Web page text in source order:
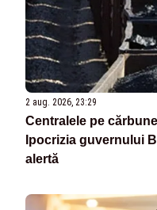
2 aug. 2026, 23:29
Centralele pe
Ipocrizia guvernului
alertă